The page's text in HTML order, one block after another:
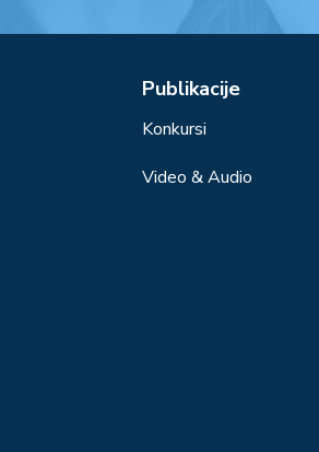
Publikacije
Konkursi
Video & Audio